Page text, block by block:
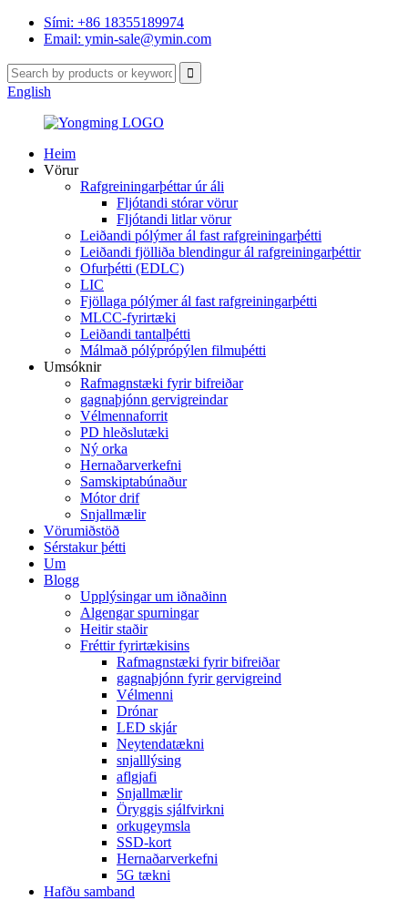
Sími: +86 18355189974
Email: ymin-sale@ymin.com
English
Heim
Vörur
Rafgreiningarþéttar úr áli
Fljótandi stórar vörur
Fljótandi litlar vörur
Leiðandi pólýmer ál fast rafgreiningarþétti
Leiðandi fjölliða blendingur ál rafgreiningarþéttir
Ofurþétti (EDLC)
LIC
Fjöllaga pólýmer ál fast rafgreiningarþétti
MLCC-fyrirtæki
Leiðandi tantalþétti
Málmað pólýprópýlen filmuþétti
Umsóknir
Rafmagnstæki fyrir bifreiðar
gagnaþjónn gervigreindar
Vélmennaforrit
PD hleðslutæki
Ný orka
Hernaðarverkefni
Samskiptabúnaður
Mótor drif
Snjallmælir
Vörumiðstöð
Sérstakur þétti
Um
Blogg
Upplýsingar um iðnaðinn
Algengar spurningar
Heitir staðir
Fréttir fyrirtækisins
Rafmagnstæki fyrir bifreiðar
gagnaþjónn fyrir gervigreind
Vélmenni
Drónar
LED skjár
Neytendatækni
snjalllýsing
aflgjafi
Snjallmælir
Öryggis sjálfvirkni
orkugeymsla
SSD-kort
Hernaðarverkefni
5G tækni
Hafðu samband